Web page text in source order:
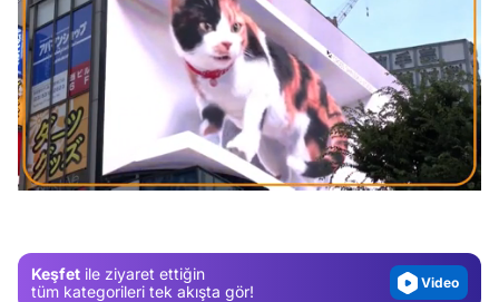
Keşfet ile ziyaret ettiğin
tüm kategorileri tek akışta gör!
Video
Test
Video